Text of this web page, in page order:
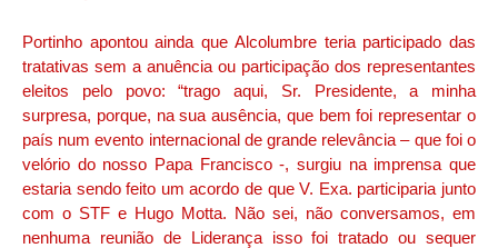
Portinho apontou ainda que Alcolumbre teria participado das
tratativas sem a anuência ou participação dos representantes
eleitos pelo povo: “trago aqui, Sr. Presidente, a minha
surpresa, porque, na sua ausência, que bem foi representar o
país num evento internacional de grande relevância – que foi o
velório do nosso Papa Francisco -, surgiu na imprensa que
estaria sendo feito um acordo de que V. Exa. participaria junto
com o STF e Hugo Motta. Não sei, não conversamos, em
nenhuma reunião de Liderança isso foi tratado ou sequer